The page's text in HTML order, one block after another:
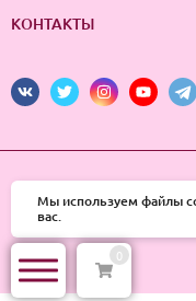
КОНТАКТЫ
© 2026
0
Мы используем файлы
вас.